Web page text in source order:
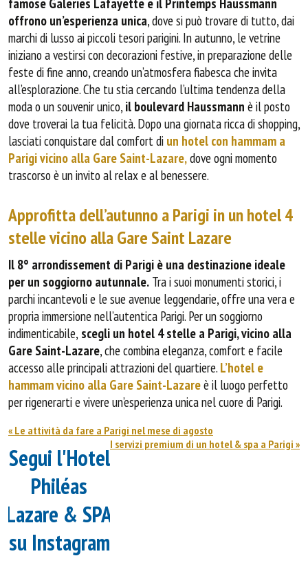
offrono un’esperienza unica, dove si può trovare di tutto, dai
marchi di lusso ai piccoli tesori parigini. In autunno, le vetrine
iniziano a vestirsi con decorazioni festive, in preparazione delle
feste di fine anno, creando un’atmosfera fiabesca che invita
all’esplorazione. Che tu stia cercando l’ultima tendenza della
moda o un souvenir unico,il boulevard Haussmann è il posto
dove troverai la tua felicità. Dopo una giornata ricca di shopping,
lasciati conquistare dal comfort di un hotel con hammam a
Parigi vicino alla Gare Saint-Lazare,dove ogni momento
trascorso è un invito al relax e al benessere.
Approfitta dell’autunno a Parigi in un hotel 4
stelle vicino alla Gare Saint Lazare
Il 8° arrondissement di Parigi è una destinazione ideale
per un soggiorno autunnale. Tra i suoi monumenti storici, i
parchi incantevoli e le sue avenue leggendarie, offre una vera e
propria immersione nell’autentica Parigi. Per un soggiorno
indimenticabile, scegli un hotel 4 stelle a Parigi, vicino alla
Gare Saint-Lazare, che combina eleganza, comfort e facile
accesso alle principali attrazioni del quartiere. L’hotel e
hammam vicino alla Gare Saint-Lazareè il luogo perfetto
per rigenerarti e vivere un’esperienza unica nel cuore di Parigi.
« Le attività da fare a Parigi nel mese di agosto
I servizi premium di un hotel & spa a Parigi »
Segui l'Hotel
Philéas
Lazare & SPA
su Instagram